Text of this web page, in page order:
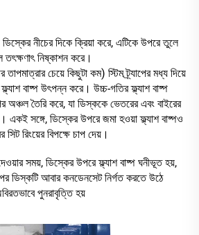
নীচের দিকে ক্রিয়া করে, এটিকে উপরে তুলে
নিষ্কাশন করে।
চেয়ে কিছুটা কম) স্টিম ট্র্যাপের মধ্য দিয়ে
বাষ্প উৎপন্ন করে। উচ্চ-গতির ফ্ল্যাশ বাষ্প
অঞ্চল তৈরি করে, যা ডিস্ককে ভেতরের এবং বাইরের
একই সঙ্গে, ডিস্কের উপরে জমা হওয়া ফ্ল্যাশ বাষ্পও
রিংয়ের বিপক্ষে চাপ দেয়।
সময়, ডিস্কের উপরে ফ্ল্যাশ বাষ্প ঘনীভূত হয়,
ডিস্কটি আবার কনডেনসেট নির্গত করতে উঠে
পুনরাবৃত্তি হয়